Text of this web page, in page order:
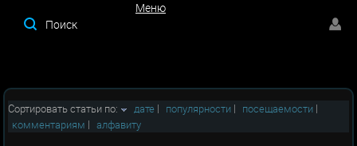
Меню
Сортировать статьи по: дате | популярности | посещаемости |
комментариям | алфавиту